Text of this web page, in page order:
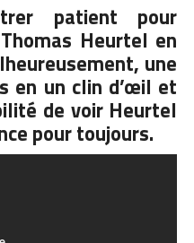
patient pour
Heurtel en
une
en un clin d’œil et
de voir Heurtel
pour toujours.